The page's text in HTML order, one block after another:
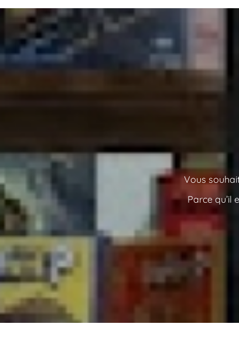
Vous
Parce qu’il